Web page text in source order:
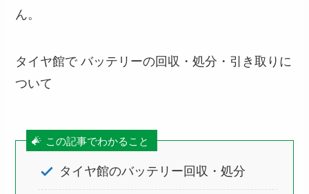
ん。
タイヤ館で バッテリーの回収・処分・引き取りに
ついて
この記事でわかること
タイヤ館のバッテリー回収・処分